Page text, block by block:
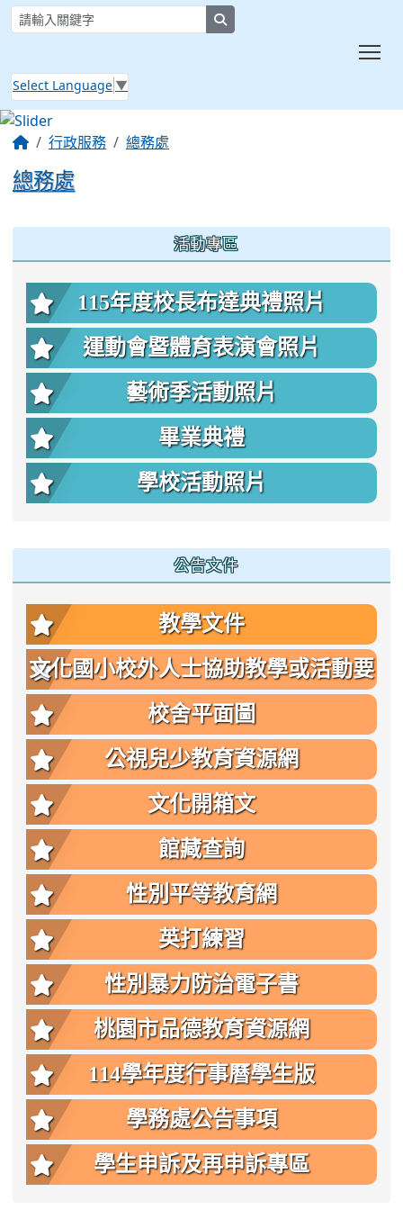
Select Language ▼
::: 行政服務 總務處
總務處
活動專區
115年度校長布達典禮照片
運動會暨體育表演會照片
藝術季活動照片
畢業典禮
學校活動照片
公告文件
教學文件
文化國小校外人士協助教學或活動要
點
校舍平面圖
公視兒少教育資源網
文化開箱文
館藏查詢
性別平等教育網
英打練習
性別暴力防治電子書
桃園市品德教育資源網
114學年度行事曆學生版
學務處公告事項
學生申訴及再申訴專區